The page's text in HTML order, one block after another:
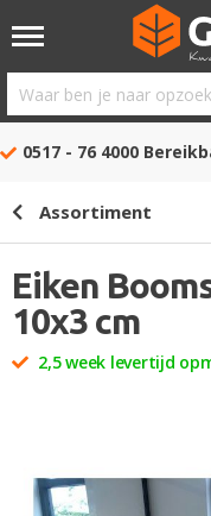
Waar
ben
opzoek?
0517 - 76 4000
Assortiment
Eiken
10x3 cm
2,5 week levertijd
einde
van